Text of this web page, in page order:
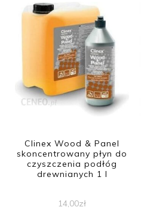
Clinex Wood & Panel
skoncentrowany płyn do
czyszczenia podłóg
drewnianych 1 l
14,00zł